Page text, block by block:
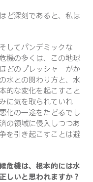
ど深刻であると、私は
してパンデミックな
機の多くは、この地球
どのプレッシャーがか
水との関わり方と、水
的な変化を起こすこと
に気を取られていれ
化の一途をたどるでし
の領域に侵入しつつあ
を引き起こすことは避
危機は、根本的には水
しいと思われますか？